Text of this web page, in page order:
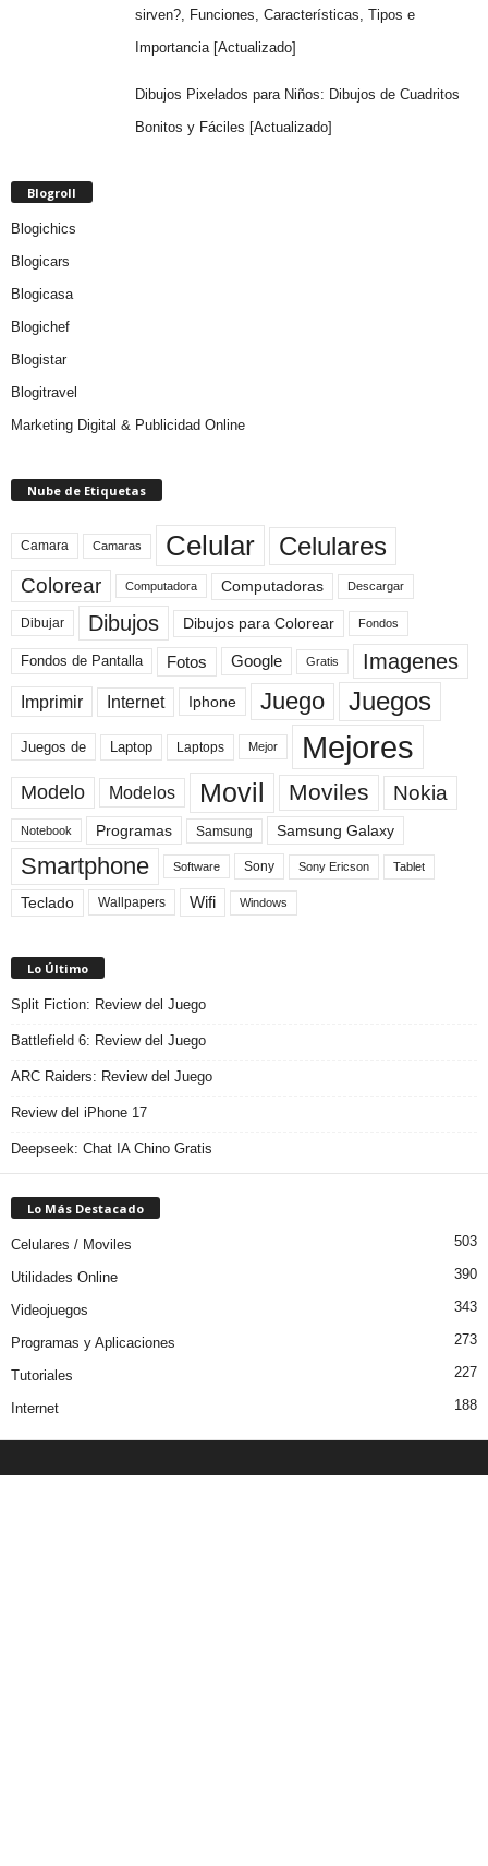
sirven?, Funciones, Características, Tipos e
Importancia [Actualizado]
Dibujos Pixelados para Niños: Dibujos de Cuadritos
Bonitos y Fáciles [Actualizado]
Blogroll
Blogichics
Blogicars
Blogicasa
Blogichef
Blogistar
Blogitravel
Marketing Digital & Publicidad Online
Nube de Etiquetas
Camara Camaras Celular Celulares
Colorear Computadora Computadoras Descargar
Dibujar Dibujos Dibujos para Colorear Fondos
Fondos de Pantalla Fotos Google Gratis Imagenes
Imprimir Internet Iphone Juego Juegos
Juegos de Laptop Laptops Mejor Mejores
Modelo Modelos Movil Moviles Nokia
Notebook Programas Samsung Samsung Galaxy
Smartphone Software Sony Sony Ericson Tablet
Teclado Wallpapers Wifi Windows
Lo Último
Split Fiction: Review del Juego
Battlefield 6: Review del Juego
ARC Raiders: Review del Juego
Review del iPhone 17
Deepseek: Chat IA Chino Gratis
Lo Más Destacado
Celulares / Moviles 503
Utilidades Online 390
Videojuegos 343
Programas y Aplicaciones 273
Tutoriales 227
Internet 188